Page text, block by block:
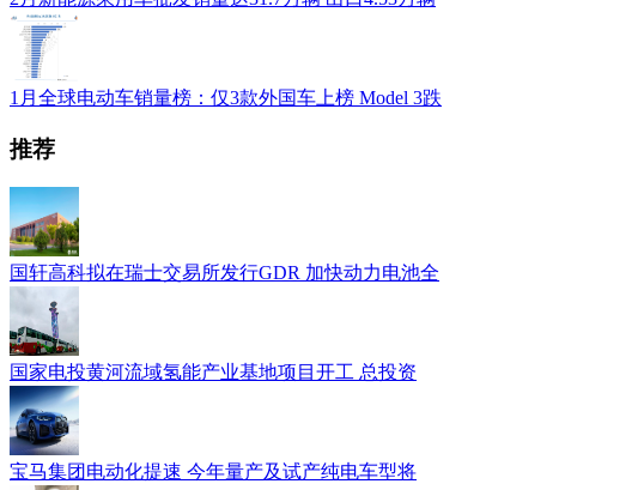
1月全球电动车销量榜：仅3款外国车上榜 Model 3跌
推荐
国轩高科拟在瑞士交易所发行GDR 加快动力电池全
国家电投黄河流域氢能产业基地项目开工 总投资
宝马集团电动化提速 今年量产及试产纯电车型将